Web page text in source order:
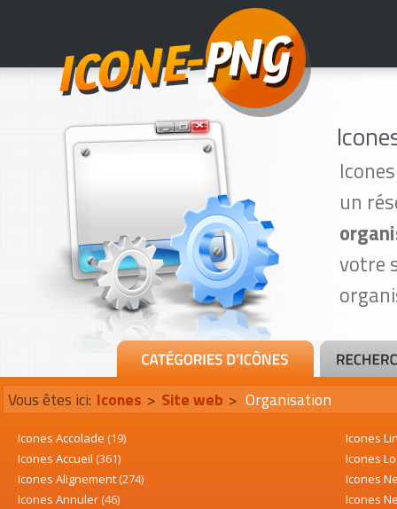
un
votre
Vous êtes ici: Icones > Site web > Organisation
Icones Accolade (19)
Icones Accueil (361)
Icones Alignement(274)
Icones Annuler(46)
Icones
Icones
Icones
Icones